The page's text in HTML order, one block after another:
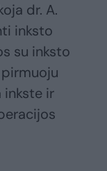
dr. A.
inksto
su inksto
inkste ir